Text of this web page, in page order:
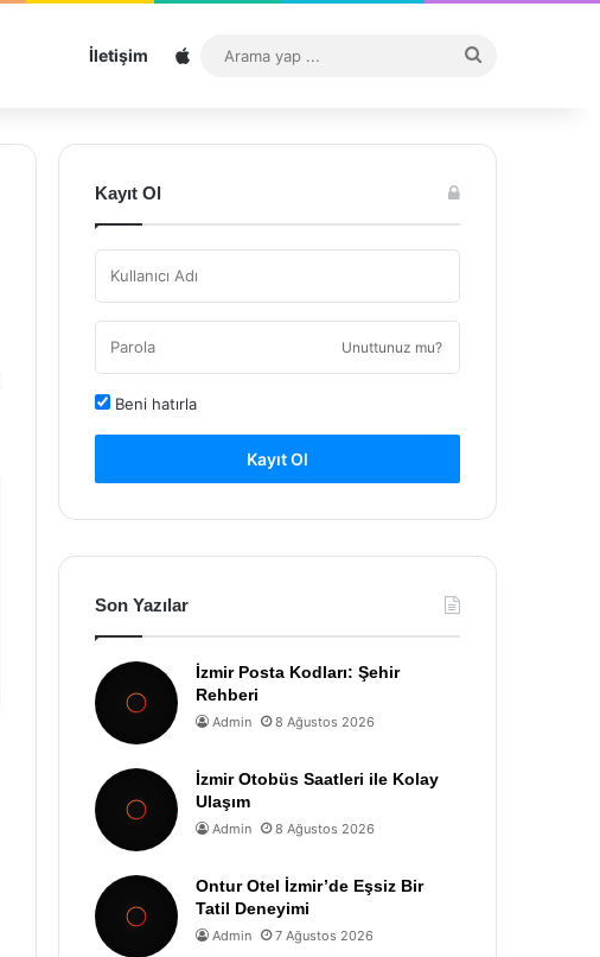
İletişim Sitemap
...
Kayıt Ol
Unuttunuz mu?
Beni hatırla
Kayıt Ol
Son Yazılar
İzmir Posta Kodları: Şehir
Rehberi
Admin 8 Ağustos 2026
İzmir Otobüs Saatleri ile Kolay
Ulaşım
Admin 8 Ağustos 2026
Ontur Otel İzmir’de Eşsiz Bir
Tatil Deneyimi
Admin 7 Ağustos 2026